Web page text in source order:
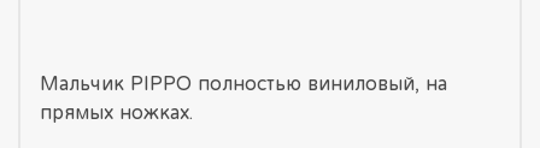
Мальчик PIPPO полностью виниловый, на
прямых ножках.